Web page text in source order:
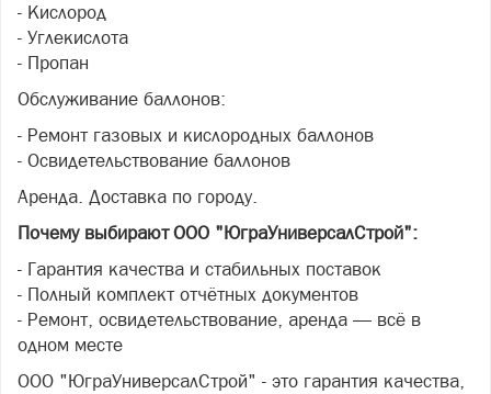
- Кислород
- Углекислота
- Пропан
Обслуживание баллонов:
- Ремонт газовых и кислородных баллонов
- Освидетельствование баллонов
Аренда. Доставка по городу.
Почему выбирают ООО "ЮграУниверсалСтрой":
- Гарантия качества и стабильных поставок
- Полный комплект отчётных документов
- Ремонт, освидетельствование, аренда — всё в
одном месте
ООО "ЮграУниверсалСтрой" - это гарантия качества,